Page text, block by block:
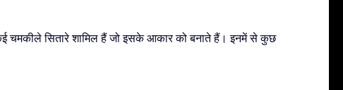
चमकीले सितारे शामिल हैं जो इसके आकार को बनाते हैं। इनमें से कुछ